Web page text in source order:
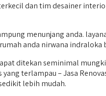
dan tim desainer
menunjang anda.
anda nirwana indraloka
ditekan seminimal
terlampau – Jasa
lebih mudah.